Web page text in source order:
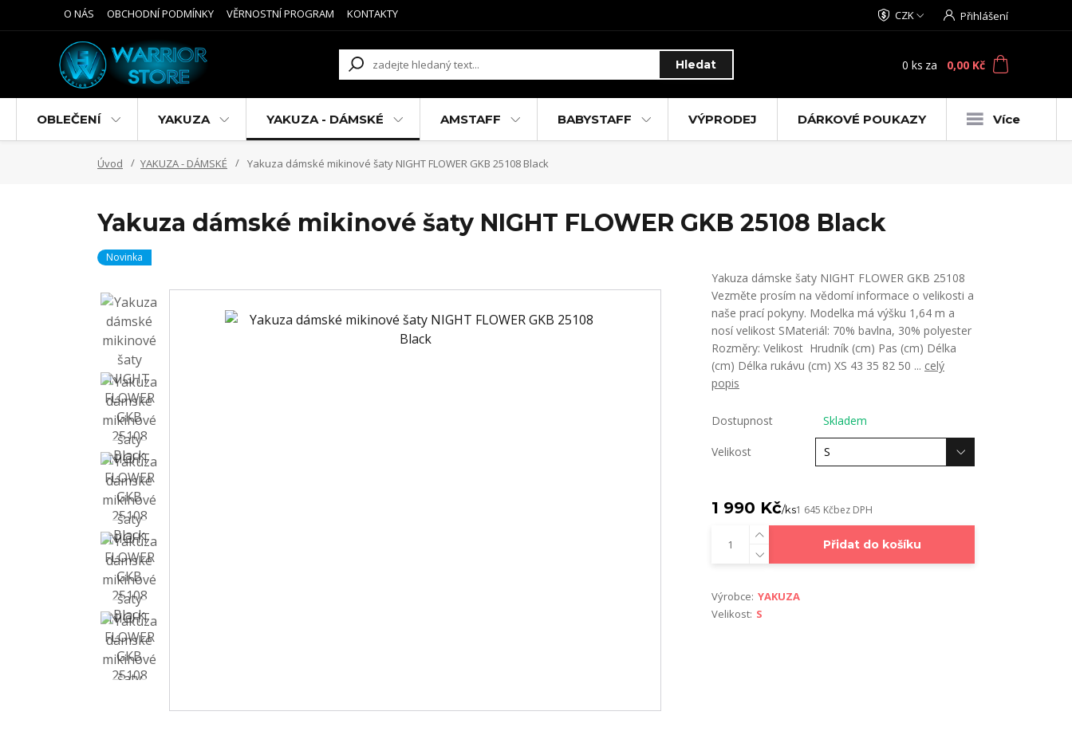
O NÁS OBCHODNÍ PODMÍNKY VĚRNOSTNÍ PROGRAM KONTAKTY CZK Přihlášení
Hledat 0 ks za 0,00 Kč
OBLEČENÍ YAKUZA YAKUZA - DÁMSKÉ AMSTAFF BABYSTAFF VÝPRODEJ DÁRKOVÉ POUKAZY Více
Úvod YAKUZA - DÁMSKÉ Yakuza dámské mikinové šaty NIGHT FLOWER GKB 25108 Black
Yakuza dámské mikinové šaty NIGHT FLOWER GKB 25108 Black
Novinka
Yakuza dámske šaty NIGHT FLOWER GKB 25108
Vezměte prosím na vědomí informace o velikosti a
naše prací pokyny. Modelka má výšku 1,64 m a
nosí velikost SMateriál: 70% bavlna, 30% polyester
Rozměry: Velikost Hrudník (cm) Pas (cm) Délka
(cm) Délka rukávu (cm) XS 43 35 82 50 ... celý
popis
Dostupnost Skladem
Velikost
1 990 Kč/ks1 645 Kčbez DPH
Přidat do košíku
Výrobce: YAKUZA
Velikost: S